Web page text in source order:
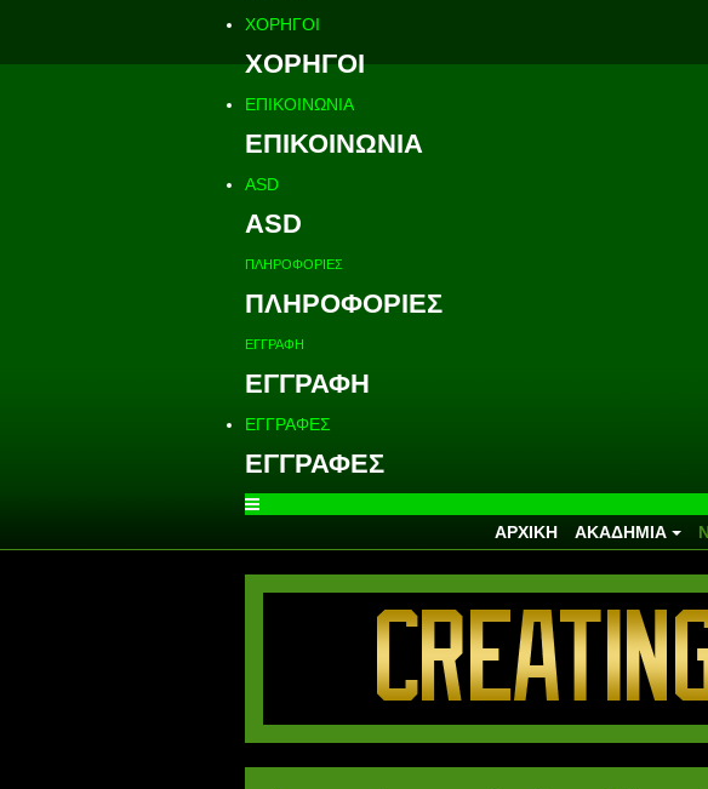
ΧΟΡΗΓΟΙ
ΧΟΡΗΓΟΙ
ΕΠΙΚΟΙΝΩΝΙΑ
ΕΠΙΚΟΙΝΩΝΙΑ
ASD
ASD
ΠΛΗΡΟΦΟΡΙΕΣ
ΠΛΗΡΟΦΟΡΙΕΣ
ΕΓΓΡΑΦΗ
ΕΓΓΡΑΦΗ
ΕΓΓΡΑΦΕΣ
ΕΓΓΡΑΦΕΣ
ΑΡΧΙΚΗ ΑΚΑΔΗΜΙΑ